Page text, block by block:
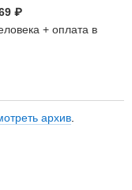
₽
+ оплата в
архив